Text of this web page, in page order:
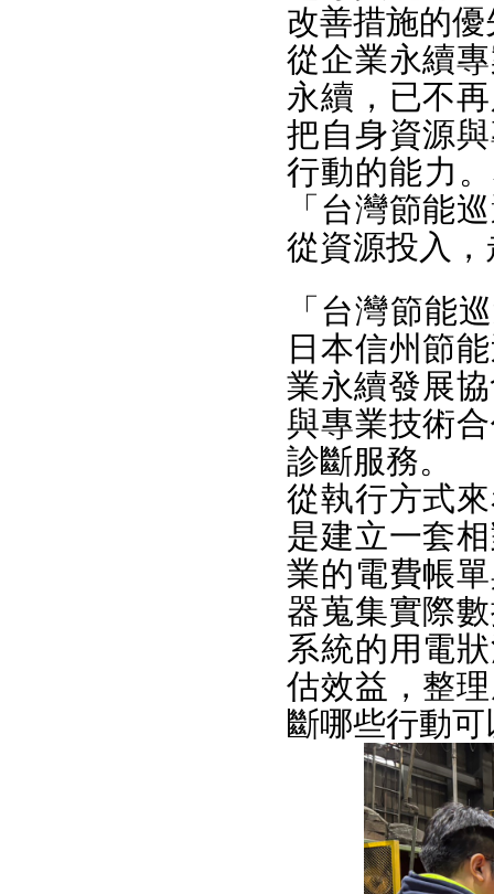
改善措施的
從企業永續
永續，已不
把自身資源
行動的能力
「台灣節能
從資源投入
「台灣節能
日本信州節
業永續發展
與專業技術
診斷服務。
從執行方式
是建立一套
業的電費帳
器蒐集實際
系統的用電
估效益，整
斷哪些行動